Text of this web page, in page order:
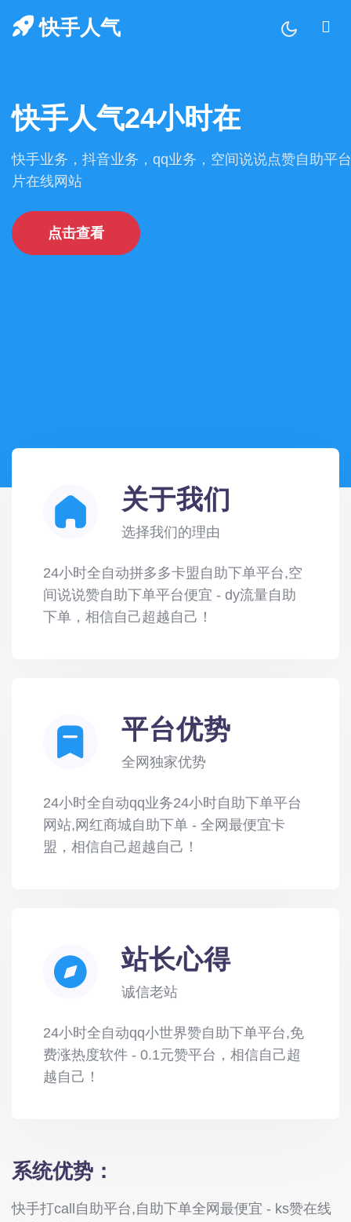
快手人气
快手人气24小时在
快手业务，抖音业务，qq业务，空间说说点赞自助平
片在线网站
点击查看
关于我们
选择我们的理由
24小时全自动拼多多卡盟自助下单平台,空
间说说赞自助下单平台便宜 - dy流量自助
下单，相信自己超越自己！
平台优势
全网独家优势
24小时全自动qq业务24小时自助下单平台
网站,网红商城自助下单 - 全网最便宜卡
盟，相信自己超越自己！
站长心得
诚信老站
24小时全自动qq小世界赞自助下单平台,免
费涨热度软件 - 0.1元赞平台，相信自己超
越自己！
系统优势：
快手打call自助平台,自助下单全网最便宜 - ks赞在线